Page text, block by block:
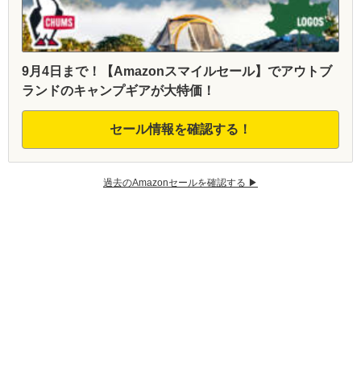
9月4日まで！【Amazonスマイルセール】でアウトブ
ランドのキャンプギアが大特価！
セール情報を確認する！
過去のAmazonセールを確認する ▶︎